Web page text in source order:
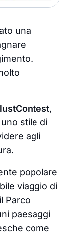
una
,
stile di
agli
popolare
viaggio di
Parco
paesaggi
come